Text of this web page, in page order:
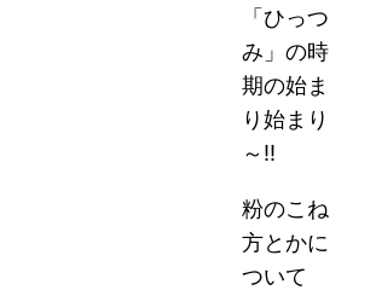
「ひっつ
み」の時
期の始ま
り始まり
～!!
粉のこね
方とかに
ついて